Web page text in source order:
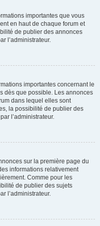
importantes que vous
en haut de chaque forum et
de publier des annonces
l’administrateur.
importantes concernant le
dès que possible. Les annonces
dans lequel elles sont
la possibilité de publier des
l’administrateur.
sur la première page du
informations relativement
Comme pour les
de publier des sujets
l’administrateur.